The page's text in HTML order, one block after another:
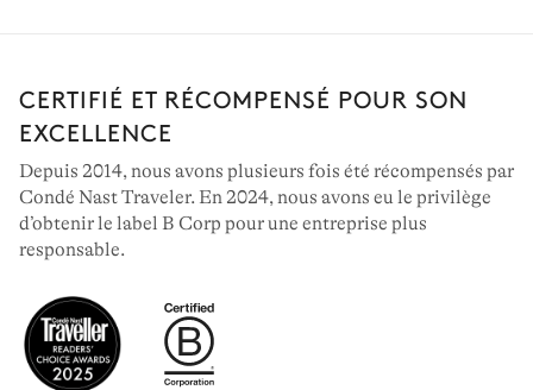
CERTIFIÉ ET RÉCOMPENSÉ POUR SON
EXCELLENCE
Depuis 2014, nous avons plusieurs fois été récompensés par
Condé Nast Traveler. En 2024, nous avons eu le privilège
d’obtenir le label B Corp pour une entreprise plus
responsable.